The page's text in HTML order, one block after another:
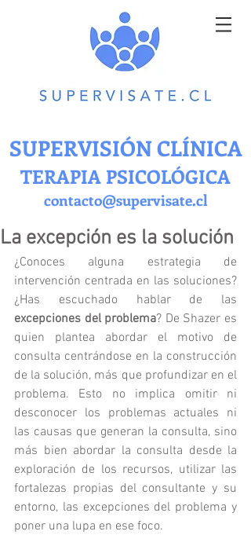
SUPERVISIÓN CLÍNICA
TERAPIA PSICOLÓGICA
contacto@supervisate.cl
La excepción es la solución
¿Conoces alguna estrategia de
intervención centrada en las soluciones?
excepciones del problema? De Shazer es
quien plantea abordar el motivo de
consulta centrándose en la construcción
de la solución, más que profundizar en el
problema. Esto no implica omitir ni
desconocer los problemas actuales ni
las causas que generan la consulta, sino
más bien abordar la consulta desde la
exploración de los recursos, utilizar las
fortalezas propias del consultante y su
entorno, las excepciones del problema y
poner una lupa en ese foco.